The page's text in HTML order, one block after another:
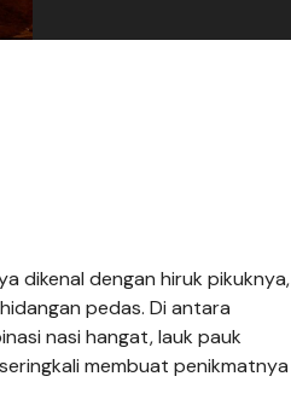
dikenal dengan hiruk pikuknya,
pedas. Di antara
nasi hangat, lauk pauk
membuat penikmatnya